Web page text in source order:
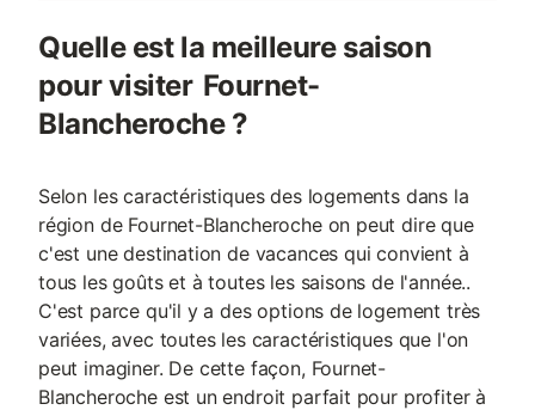
Quelle est la meilleure saison
pour visiter Fournet-
Blancheroche ?
Selon les caractéristiques des logements dans la
région de Fournet-Blancheroche on peut dire que
c'est une destination de vacances qui convient à
tous les goûts et à toutes les saisons de l'année..
C'est parce qu'il y a des options de logement très
variées, avec toutes les caractéristiques que l'on
peut imaginer. De cette façon, Fournet-
Blancheroche est un endroit parfait pour profiter à